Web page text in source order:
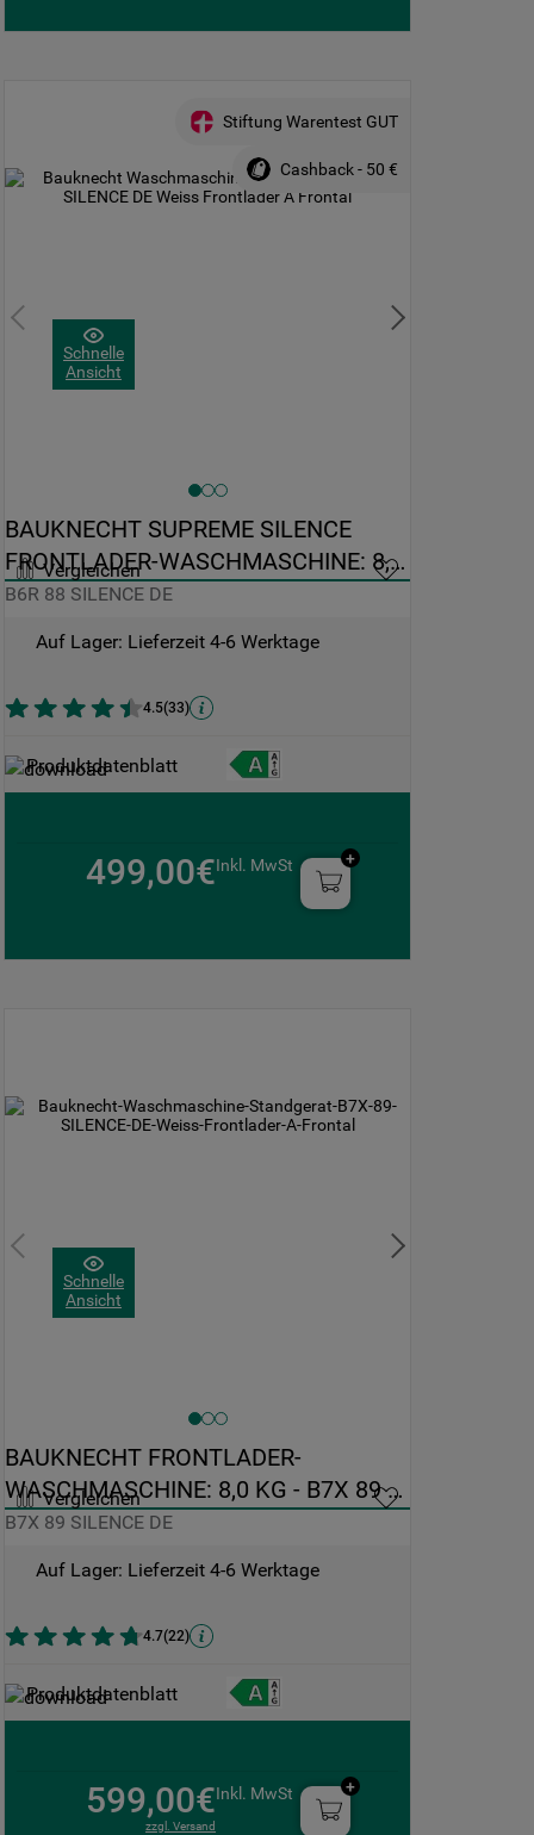
Schnelle
Ansicht
Stiftung Warentest GUT
Cashback - 50 €
Vergleichen
BAUKNECHT SUPREME SILENCE
FRONTLADER-WASCHMASCHINE: 8,0
KG - B6R 88 SILENCE DE
B6R 88 SILENCE DE
Auf Lager: Lieferzeit 4-6 Werktage
4.5(33)
Produktdatenblatt
499,00€Inkl. MwSt
Schnelle
Ansicht
Vergleichen
BAUKNECHT FRONTLADER-
WASCHMASCHINE: 8,0 KG - B7X 89
SILENCE DE
B7X 89 SILENCE DE
Auf Lager: Lieferzeit 4-6 Werktage
4.7(22)
Produktdatenblatt
599,00€Inkl. MwSt
zzgl. Versand
lediglich unbedingt erforderliche Cookis